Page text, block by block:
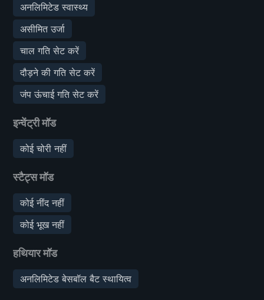
अनलिमिटेड स्वास्थ्य
असीमित उर्जा
चाल गति सेट करें
दौड़ने की गति सेट करें
जंप ऊंचाई गति सेट करें
इन्वेंट्री मॉड
कोई चोरी नहीं
स्टैट्स मॉड
कोई नींद नहीं
कोई भूख नहीं
हथियार मॉड
अनलिमिटेड बेसबॉल बैट स्थायित्व